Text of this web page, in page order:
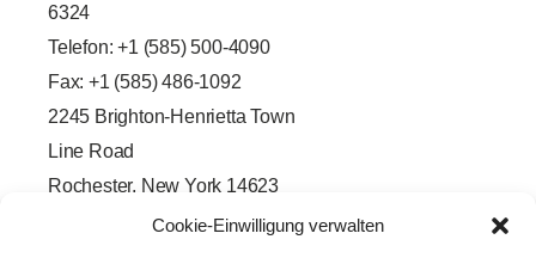
Cookie-Einwilligung verwalten
6324
Telefon: +1 (585) 500-4090
Fax: +1 (585) 486-1092
2245 Brighton-Henrietta Town
Line Road
Rochester, New York 14623
w
o